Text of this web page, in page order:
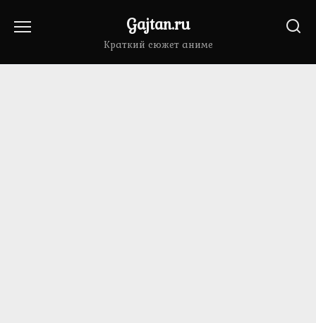
Gajtan.ru
Краткий сюжет аниме